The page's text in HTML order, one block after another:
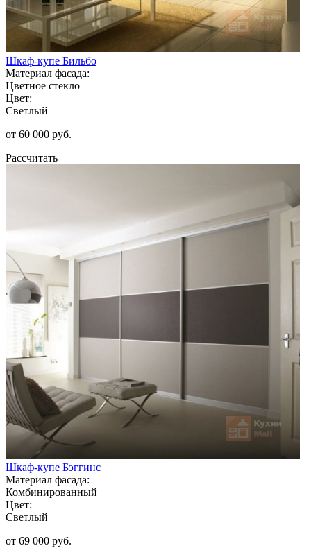
Шкаф-купе Бильбо
Материал фасада:
Цветное стекло
Цвет:
Светлый
от 60 000 руб.
Рассчитать
Шкаф-купе Бэггинс
Материал фасада:
Комбинированный
Цвет:
Светлый
от 69 000 руб.